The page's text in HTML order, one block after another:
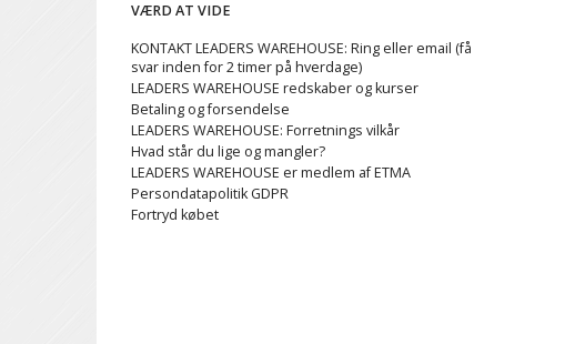
VÆRD AT VIDE
KONTAKT LEADERS WAREHOUSE: Ring eller email (få
svar inden for 2 timer på hverdage)
LEADERS WAREHOUSE redskaber og kurser
Betaling og forsendelse
LEADERS WAREHOUSE: Forretnings vilkår
Hvad står du lige og mangler?
LEADERS WAREHOUSE er medlem af ETMA
Persondatapolitik GDPR
Fortryd købet